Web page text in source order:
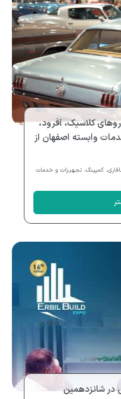
کلاسیک، آفرود،
وابسته اصفهان از
کمپینگ، تجهیزات و خدمات
در شانزدهمین